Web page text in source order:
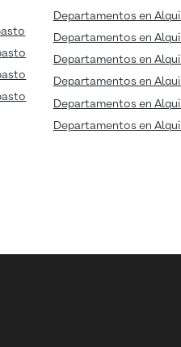
Departamentos en
Departamentos en
Departamentos en
Departamentos en
Departamentos en
Departamentos en